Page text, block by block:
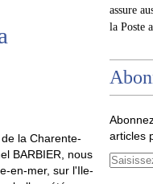
la Charente-
BARBIER, nous
en-mer, sur l'Ile-
assure
la Poste
articles